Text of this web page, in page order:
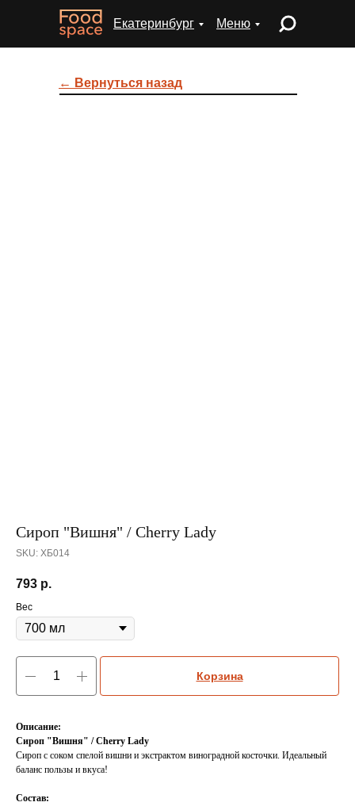
← Вернуться назад
Меню
Екатеринбург
Сироп "Вишня" / Cherry Lady
SKU: ХБ014
793 р.
Вес
Корзина
Описание:
Сироп "Вишня" / Cherry Lady
Сироп с соком спелой вишни и экстрактом виноградной косточки. Идеальный
баланс пользы и вкуса!
Состав: